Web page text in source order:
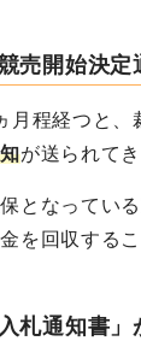
売開始決定
月程経つと、
が送られてき
となってい
を回収する
札通知書」